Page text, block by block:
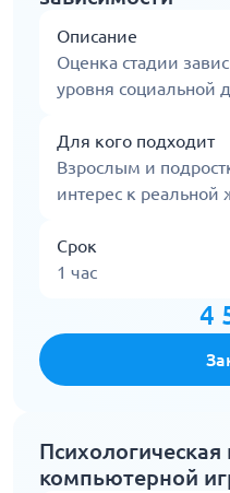
Описание
Оценка стадии
уровня социальной
Для кого подходит
Взрослым и
интерес к реальной
Срок
1 час
4
компьютерной